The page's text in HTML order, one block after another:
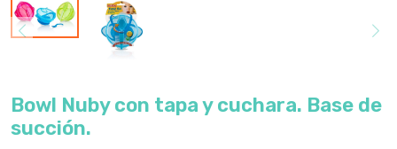
Bowl Nuby con tapa y cuchara. Base de
succión.